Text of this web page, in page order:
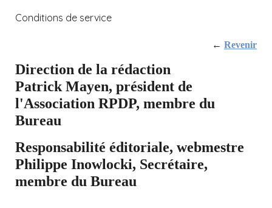
Conditions de service
← Revenir
Direction de la rédaction
Patrick Mayen, président de
l'Association RPDP, membre du
Bureau
Responsabilité éditoriale, webmestre
Philippe Inowlocki, Secrétaire,
membre du Bureau